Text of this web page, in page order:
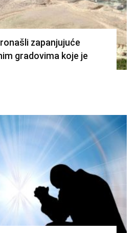
zapanjujuće
gradovima koje je